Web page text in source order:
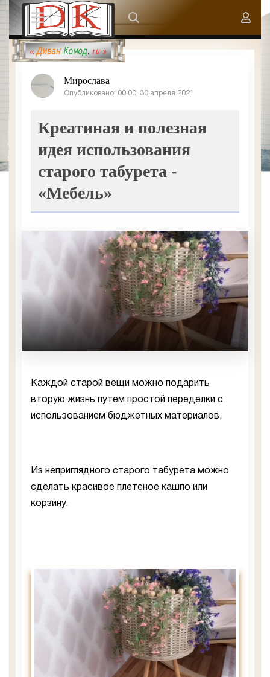
Мирослава
Опубликовано: 00:00, 30 апреля 2021
Креатиная и полезная
идея использования
старого табурета -
«Мебель»
Каждой старой вещи можно подарить
вторую жизнь путем простой переделки с
использованием бюджетных материалов.
Из неприглядного старого табурета можно
сделать красивое плетеное кашпо или
корзину.